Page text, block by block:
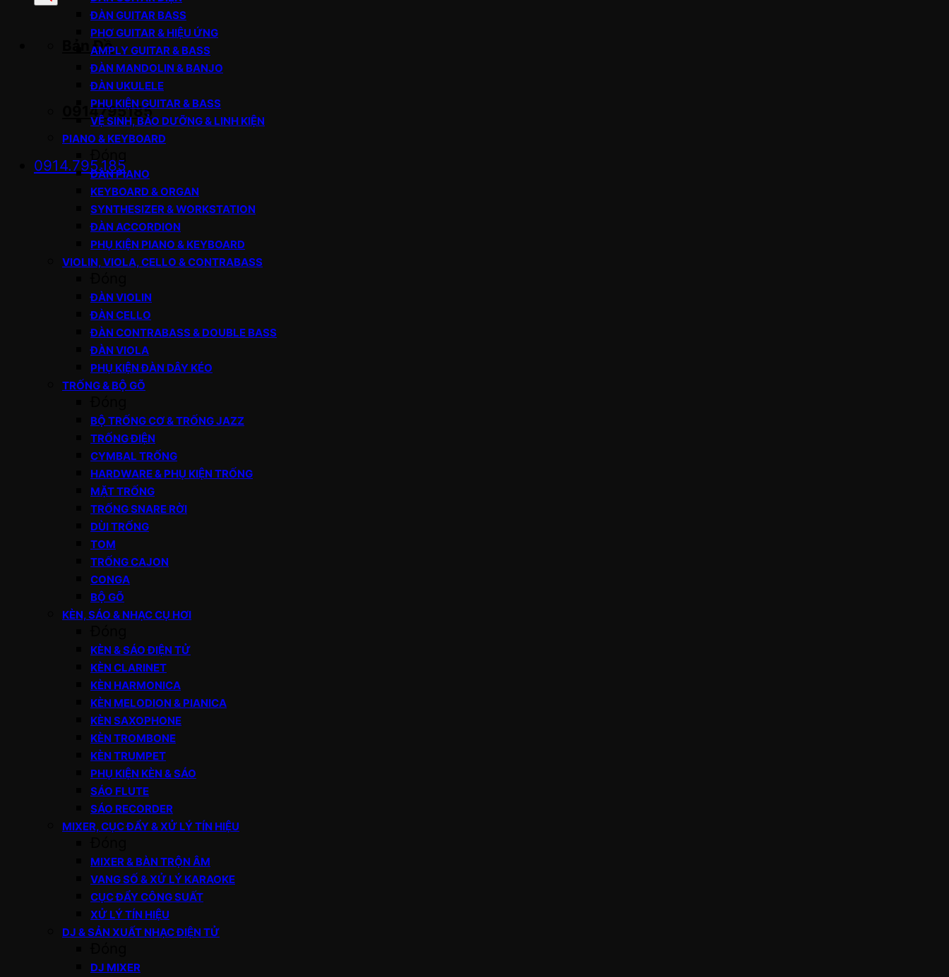
Bản Đồ
0914795185
0914.795.185
ĐÀN GUITAR BASS
PHƠ GUITAR & HIỆU ỨNG
AMPLY GUITAR & BASS
ĐÀN MANDOLIN & BANJO
ĐÀN UKULELE
PHỤ KIỆN GUITAR & BASS
VỆ SINH, BẢO DƯỠNG & LINH KIỆN
PIANO & KEYBOARD
ĐÀN PIANO
KEYBOARD & ORGAN
SYNTHESIZER & WORKSTATION
ĐÀN ACCORDION
PHỤ KIỆN PIANO & KEYBOARD
VIOLIN, VIOLA, CELLO & CONTRABASS
ĐÀN VIOLIN
ĐÀN CELLO
ĐÀN CONTRABASS & DOUBLE BASS
ĐÀN VIOLA
PHỤ KIỆN ĐÀN DÂY KÉO
TRỐNG & BỘ GÕ
BỘ TRỐNG CƠ & TRỐNG JAZZ
TRỐNG ĐIỆN
CYMBAL TRỐNG
HARDWARE & PHỤ KIỆN TRỐNG
MẶT TRỐNG
TRỐNG SNARE RỜI
DÙI TRỐNG
TOM
TRỐNG CAJON
CONGA
BỘ GÕ
KÈN, SÁO & NHẠC CỤ HƠI
KÈN & SÁO ĐIỆN TỬ
KÈN CLARINET
KÈN HARMONICA
KÈN MELODION & PIANICA
KÈN SAXOPHONE
KÈN TROMBONE
KÈN TRUMPET
PHỤ KIỆN KÈN & SÁO
SÁO FLUTE
SÁO RECORDER
MIXER, CỤC ĐẨY & XỬ LÝ TÍN HIỆU
MIXER & BÀN TRỘN ÂM
VANG SỐ & XỬ LÝ KARAOKE
CỤC ĐẨY CÔNG SUẤT
XỬ LÝ TÍN HIỆU
DJ & SẢN XUẤT NHẠC ĐIỆN TỬ
DJ MIXER